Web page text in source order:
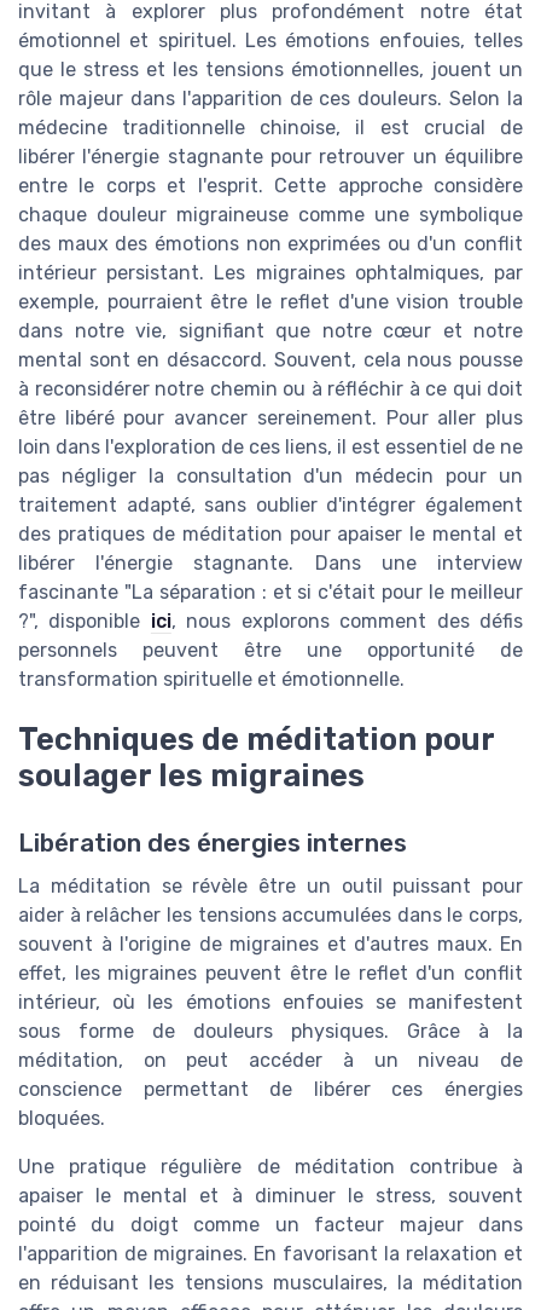
invitant à explorer plus profondément notre état
émotionnel et spirituel. Les émotions enfouies, telles
que le stress et les tensions émotionnelles, jouent un
rôle majeur dans l'apparition de ces douleurs. Selon la
médecine traditionnelle chinoise, il est crucial de
libérer l'énergie stagnante pour retrouver un équilibre
entre le corps et l'esprit. Cette approche considère
chaque douleur migraineuse comme une symbolique
des maux des émotions non exprimées ou d'un conflit
intérieur persistant. Les migraines ophtalmiques, par
exemple, pourraient être le reflet d'une vision trouble
dans notre vie, signifiant que notre cœur et notre
mental sont en désaccord. Souvent, cela nous pousse
à reconsidérer notre chemin ou à réfléchir à ce qui doit
être libéré pour avancer sereinement. Pour aller plus
loin dans l'exploration de ces liens, il est essentiel de ne
pas négliger la consultation d'un médecin pour un
traitement adapté, sans oublier d'intégrer également
des pratiques de méditation pour apaiser le mental et
libérer l'énergie stagnante. Dans une interview
fascinante "La séparation : et si c'était pour le meilleur
?", disponible ici, nous explorons comment des défis
personnels peuvent être une opportunité de
transformation spirituelle et émotionnelle.
Techniques de méditation pour
soulager les migraines
Libération des énergies internes
La méditation se révèle être un outil puissant pour
aider à relâcher les tensions accumulées dans le corps,
souvent à l'origine de migraines et d'autres maux. En
effet, les migraines peuvent être le reflet d'un conflit
intérieur, où les émotions enfouies se manifestent
sous forme de douleurs physiques. Grâce à la
méditation, on peut accéder à un niveau de
conscience permettant de libérer ces énergies
bloquées.
Une pratique régulière de méditation contribue à
apaiser le mental et à diminuer le stress, souvent
pointé du doigt comme un facteur majeur dans
l'apparition de migraines. En favorisant la relaxation et
en réduisant les tensions musculaires, la méditation